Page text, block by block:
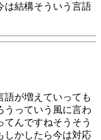
は結構そういう言語
語が増えていっても
うっていう風に言わ
んですねそうそう
しかしたら今は対応